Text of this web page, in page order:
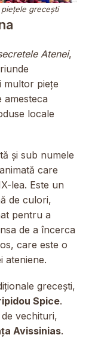
grecești
Atenei,
multor piețe
amesteca
locale
și sub numele
care
lea. Este un
de culori,
pentru a
de a încerca
care este o
ateniene.
grecești,
Spice.
vechituri,
Avissinias.